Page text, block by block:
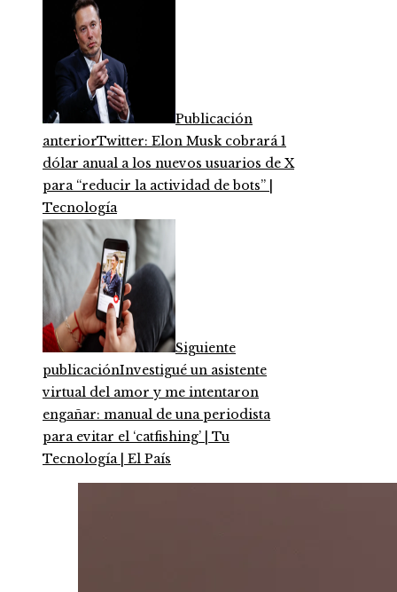
Publicación
anteriorTwitter: Elon Musk cobrará 1
dólar anual a los nuevos usuarios de X
para “reducir la actividad de bots” |
Tecnología
Siguiente
publicaciónInvestigué un asistente
virtual del amor y me intentaron
engañar: manual de una periodista
para evitar el ‘catfishing’ | Tu
Tecnología | El País